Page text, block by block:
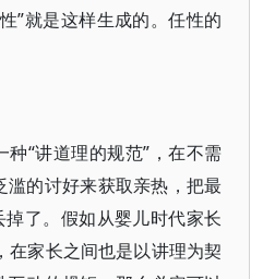
”就是这样生成的。任性的
“讲道理的规范”，在不需
的讨好来获取亲热，把最
掉了。假如从婴儿时代家长
在家长之间也是以讲理为契